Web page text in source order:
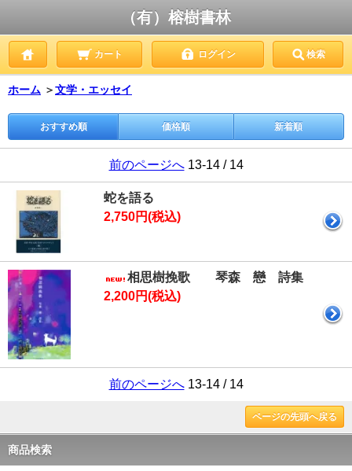
（有）榕樹書林
カート ログイン 検索
ホーム ＞文学・エッセイ
おすすめ順 価格順 新着順
前のページへ13-14 / 14
蛇を語る
2,750円(税込)
相思樹挽歌 琴森 戀 詩集
2,200円(税込)
前のページへ13-14 / 14
ページの先頭へ戻る
商品検索